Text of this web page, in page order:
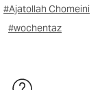
#Ajatollah Chomeini
#wochentaz